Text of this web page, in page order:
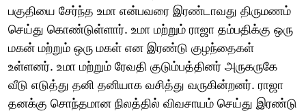
பகுதியை சேர்ந்த உமா என்பவரை இரண்டாவது திருமணம்
செய்து கொண்டுள்ளார். உமா மற்றும் ராஜா தம்பதிக்கு ஒரு
மகன் மற்றும் ஒரு மகள் என இரண்டு குழந்தைகள்
உள்ளனர். உமா மற்றும் ரேவதி குடும்பத்தினர் அருகருகே
வீடு எடுத்து தனி தனியாக வசித்து வருகின்றனர். ராஜா
தனக்கு சொந்தமான நிலத்தில் விவசாயம் செய்து இரண்டு